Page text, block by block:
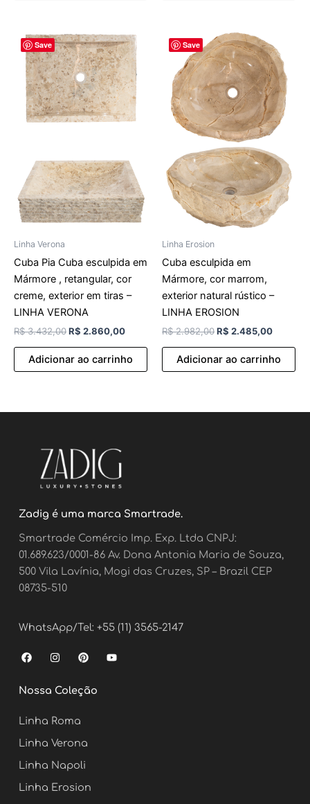
Save
Linha Verona
Cuba Pia Cuba esculpida em
Mármore , retangular, cor
creme, exterior em tiras –
LINHA VERONA
R$3.432,00
O
preço
original
era:
R$ 3.432,00.
R$ 2.860,00
O
preço
atual
é:
R$ 2.860,00.
Adicionar ao carrinho
Save
Linha Erosion
Cuba esculpida em
Mármore, cor marrom,
exterior natural rústico –
LINHA EROSION
R$2.982,00
O
preço
original
era:
R$ 2.982,00.
R$ 2.485,00
preço
atual
é:
R$
Adicionar ao carrinho
Zadig é uma marca Smartrade.
Smartrade Comércio Imp. Exp. Ltda CNPJ:
01.689.623/0001-86 Av. Dona Antonia Maria de Souza,
500 Vila Lavínia, Mogi das Cruzes, SP – Brazil CEP
08735-510
WhatsApp/Tel: +55 (11) 3565-2147
F
a
e
b
o
k
I
n
t
a
r
a
m
P
i
t
e
Y
o
Nossa Coleção
Linha Roma
Linha Verona
Linha Napoli
Linha Erosion